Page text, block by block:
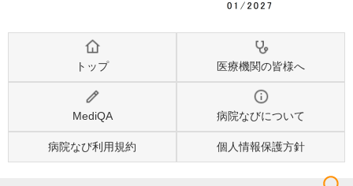
トップ 医療機関の皆様へ
MediQA 病院なびについて
病院なび利用規約 個人情報保護方針